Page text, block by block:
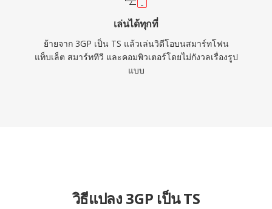
เล่นได้ทุกที่
ย้ายจาก 3GP เป็น TS แล้วเล่นวิดีโอบนสมาร์ทโฟน
แท็บเล็ต สมาร์ททีวี และคอมพิวเตอร์โดยไม่กังวลเรื่องรูป
แบบ
วิธีแปลง 3GP เป็น TS